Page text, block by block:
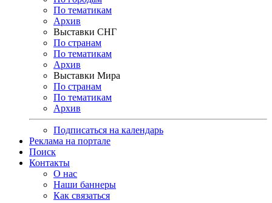
По тематикам
Архив
Выставки СНГ
По странам
По тематикам
Архив
Выставки Мира
По странам
По тематикам
Архив
Подписаться на календарь
Реклама на портале
Поиск
Контакты
О нас
Наши баннеры
Как связаться